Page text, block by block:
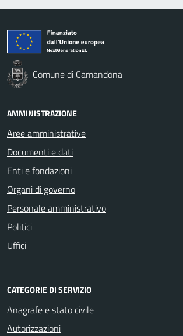
Comune di Camandona
AMMINISTRAZIONE
Aree amministrative
Documenti e dati
Enti e fondazioni
Organi di governo
Personale amministrativo
Politici
Uffici
CATEGORIE DI SERVIZIO
Anagrafe e stato civile
Autorizzazioni